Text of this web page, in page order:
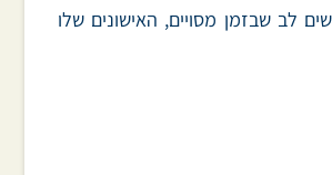
לב שבזמן מסויים, האישונים שלו